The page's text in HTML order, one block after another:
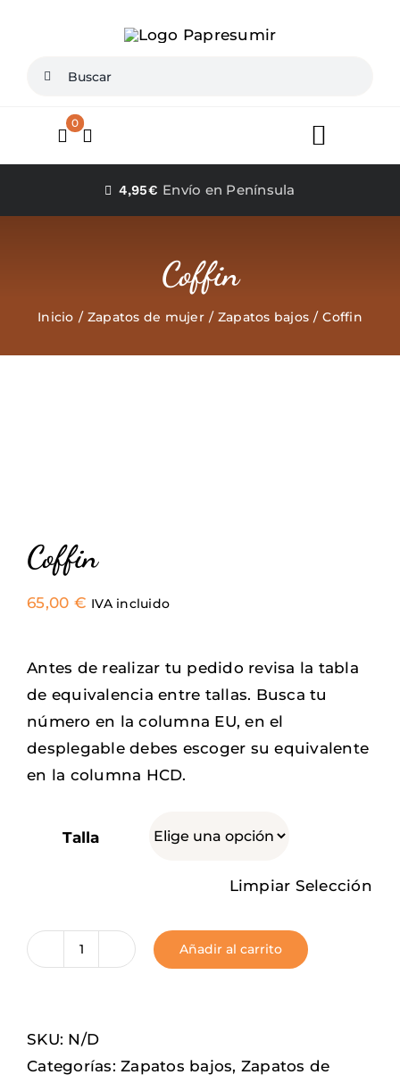
Buscar:
Toggle
Inicio
0
4,95€ Envío en Península
Coffin
Inicio Zapatos de mujer Zapatos bajos Coffin
Coffin
65,00 € IVA incluido
Antes de realizar tu pedido revisa la tabla
de equivalencia entre tallas. Busca tu
número en la columna EU, en el
desplegable debes escoger su equivalente
en la columna HCD.
Talla
Limpiar Selección
Coffin
Añadir al carrito
SKU: N/D
Categorías:Zapatos bajos, Zapatos de